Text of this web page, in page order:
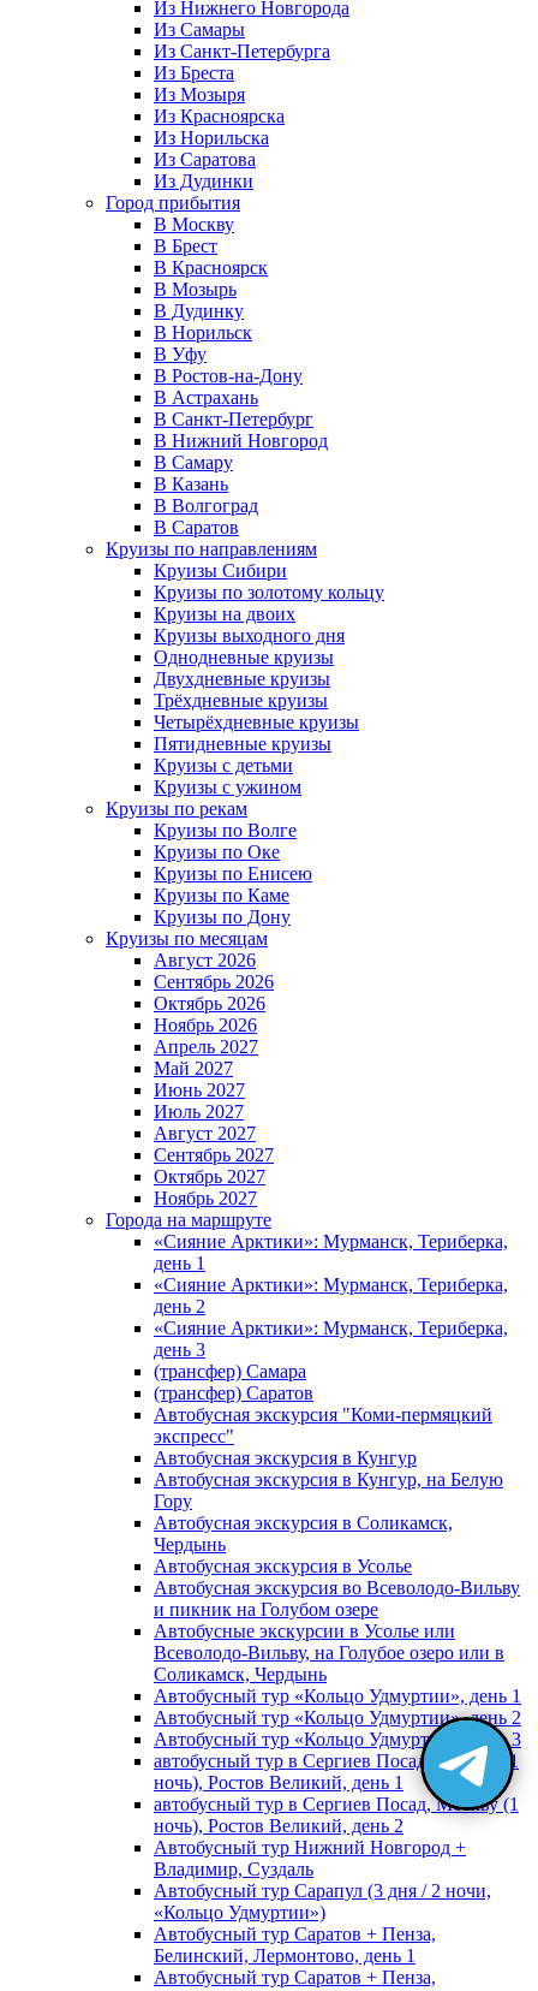
Из Нижнего Новгорода
Из Самары
Из Санкт-Петербурга
Из Бреста
Из Мозыря
Из Красноярска
Из Норильска
Из Саратова
Из Дудинки
Город прибытия
В Москву
В Брест
В Красноярск
В Мозырь
В Дудинку
В Норильск
В Уфу
В Ростов-на-Дону
В Астрахань
В Санкт-Петербург
В Нижний Новгород
В Самару
В Казань
В Волгоград
В Саратов
Круизы по направлениям
Круизы Сибири
Круизы по золотому кольцу
Круизы на двоих
Круизы выходного дня
Однодневные круизы
Двухдневные круизы
Трёхдневные круизы
Четырёхдневные круизы
Пятидневные круизы
Круизы с детьми
Круизы с ужином
Круизы по рекам
Круизы по Волге
Круизы по Оке
Круизы по Енисею
Круизы по Каме
Круизы по Дону
Круизы по месяцам
Август 2026
Сентябрь 2026
Октябрь 2026
Ноябрь 2026
Апрель 2027
Май 2027
Июнь 2027
Июль 2027
Август 2027
Сентябрь 2027
Октябрь 2027
Ноябрь 2027
Города на маршруте
«Сияние Арктики»: Мурманск, Териберка,
день 1
«Сияние Арктики»: Мурманск, Териберка,
день 2
«Сияние Арктики»: Мурманск, Териберка,
день 3
(трансфер) Самара
(трансфер) Саратов
Автобусная экскурсия "Коми-пермяцкий
экспресс"
Автобусная экскурсия в Кунгур
Автобусная экскурсия в Кунгур, на Белую
Гору
Автобусная экскурсия в Соликамск,
Чердынь
Автобусная экскурсия в Усолье
Автобусная экскурсия во Всеволодо-Вильву
и пикник на Голубом озере
Автобусные экскурсии в Усолье или
Всеволодо-Вильву, на Голубое озеро или в
Соликамск, Чердынь
Автобусный тур «Кольцо Удмуртии», день 1
Автобусный тур «Кольцо Удмуртии», день 2
Автобусный тур «Кольцо Удмуртии», день 3
автобусный тур в Сергиев Посад, Москву (1
ночь), Ростов Великий, день 1
автобусный тур в Сергиев Посад, Москву (1
ночь), Ростов Великий, день 2
Автобусный тур Нижний Новгород +
Владимир, Суздаль
Автобусный тур Сарапул (3 дня / 2 ночи,
«Кольцо Удмуртии»)
Автобусный тур Саратов + Пенза,
Белинский, Лермонтово, день 1
Автобусный тур Саратов + Пенза,